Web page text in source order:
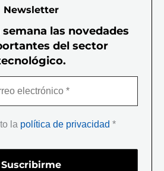
Newsletter
semana las novedades
del sector
la política de privacidad *